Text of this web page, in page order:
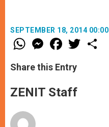
SEPTEMBER 18, 2014 00:00
W
h
t
s
p
p
M
e
s
e
g
e
F
a
e
b
o
k
w
Share this Entry
ZENIT Staff